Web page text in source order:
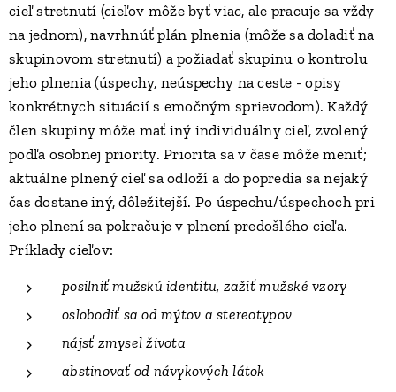
cieľ stretnutí (cieľov môže byť viac, ale pracuje sa vždy
na jednom), navrhnúť plán plnenia (môže sa doladiť na
skupinovom stretnutí) a požiadať skupinu o kontrolu
jeho plnenia (úspechy, neúspechy na ceste - opisy
konkrétnych situácií s emočným sprievodom). Každý
člen skupiny môže mať iný individuálny cieľ, zvolený
podľa osobnej priority. Priorita sa v čase môže meniť;
aktuálne plnený cieľ sa odloží a do popredia sa nejaký
čas dostane iný, dôležitejší. Po úspechu/úspechoch pri
jeho plnení sa pokračuje v plnení predošlého cieľa.
Príklady cieľov:
posilniť mužskú identitu, zažiť mužské vzory
oslobodiť sa od mýtov a stereotypov
nájsť zmysel života
abstinovať od návykových látok